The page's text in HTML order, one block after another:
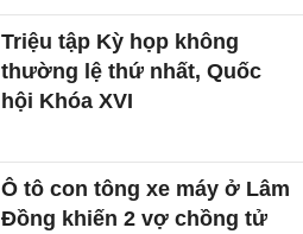
Triệu tập Kỳ họp không
thường lệ thứ nhất, Quốc
hội Khóa XVI
Ô tô con tông xe máy ở Lâm
Đồng khiến 2 vợ chồng tử